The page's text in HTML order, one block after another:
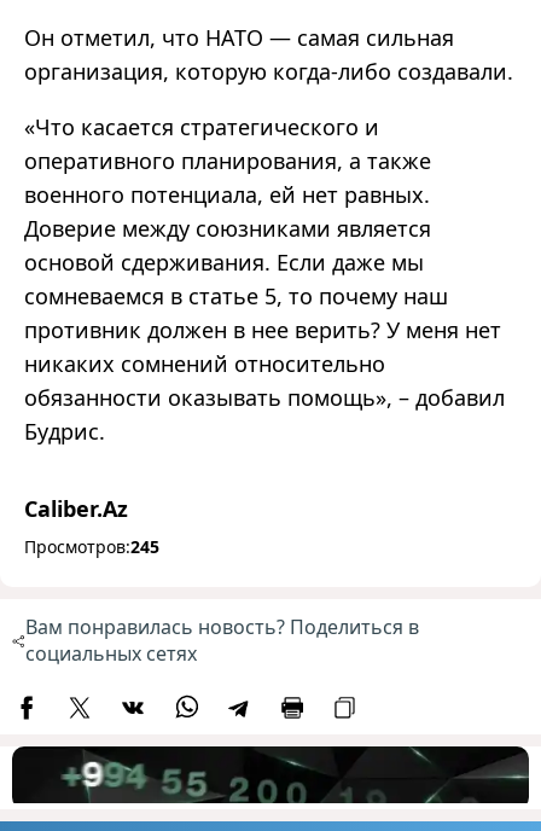
Он отметил, что НАТО — самая сильная
организация, которую когда-либо создавали.
«Что касается стратегического и
оперативного планирования, а также
военного потенциала, ей нет равных.
Доверие между союзниками является
основой сдерживания. Если даже мы
сомневаемся в статье 5, то почему наш
противник должен в нее верить? У меня нет
никаких сомнений относительно
обязанности оказывать помощь», – добавил
Будрис.
Caliber.Az
Просмотров:245
Вам понравилась новость? Поделиться в
социальных сетях